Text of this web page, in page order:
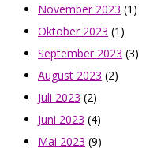
November 2023 (1)
Oktober 2023 (1)
September 2023 (3)
August 2023 (2)
Juli 2023 (2)
Juni 2023 (4)
Mai 2023 (9)